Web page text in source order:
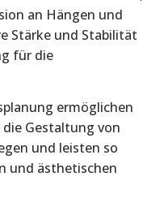
an Hängen und
Stärke und Stabilität
für die
ermöglichen
Gestaltung von
und leisten so
und ästhetischen